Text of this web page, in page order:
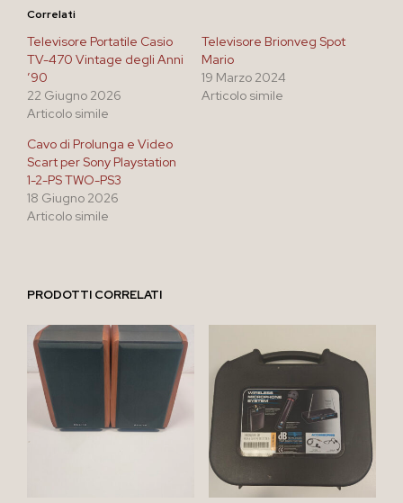
Correlati
Televisore Portatile Casio
TV-470 Vintage degli Anni
’90
22 Giugno 2026
Articolo simile
Televisore Brionveg Spot
Mario
19 Marzo 2024
Articolo simile
Cavo di Prolunga e Video
Scart per Sony Playstation
1-2-PS TWO-PS3
18 Giugno 2026
Articolo simile
PRODOTTI CORRELATI